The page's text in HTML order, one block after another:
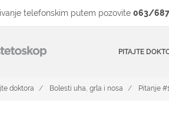
telefonskim putem pozovite 063/
PITAJTE
doktora Bolesti uha, grla i nosa Pitanje